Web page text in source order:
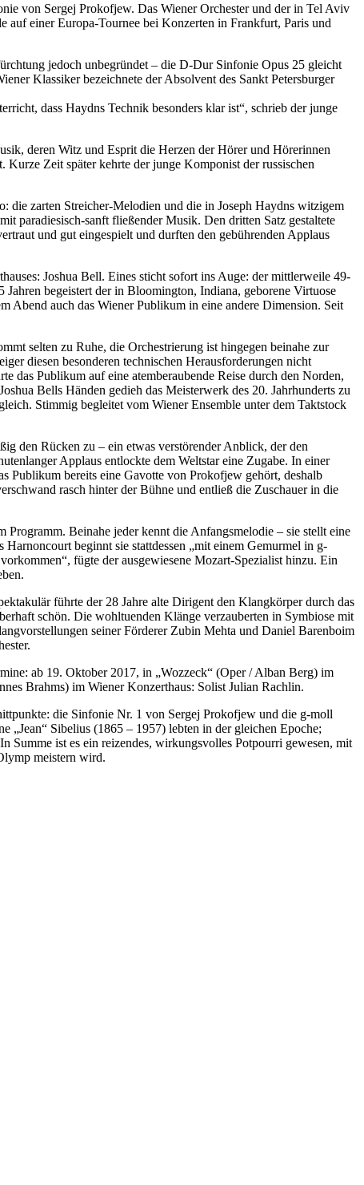
von Sergej Prokofjew. Das Wiener Orchester und der in Tel Aviv
auf einer Europa-Tournee bei Konzerten in Frankfurt, Paris und
jedoch unbegründet – die D-Dur Sinfonie Opus 25 gleicht
Klassiker bezeichnete der Absolvent des Sankt Petersburger
dass Haydns Technik besonders klar ist“, schrieb der junge
deren Witz und Esprit die Herzen der Hörer und Hörerinnen
Zeit später kehrte der junge Komponist der russischen
die zarten Streicher-Melodien und die in Joseph Haydns witzigem
paradiesisch-sanft fließender Musik. Den dritten Satz gestaltete
und gut eingespielt und durften den gebührenden Applaus
Joshua Bell. Eines sticht sofort ins Auge: der mittlerweile 49-
begeistert der in Bloomington, Indiana, geborene Virtuose
Abend auch das Wiener Publikum in eine andere Dimension. Seit
selten zu Ruhe, die Orchestrierung ist hingegen beinahe zur
diesen besonderen technischen Herausforderungen nicht
das Publikum auf eine atemberaubende Reise durch den Norden,
Bells Händen gedieh das Meisterwerk des 20. Jahrhunderts zu
Stimmig begleitet vom Wiener Ensemble unter dem Taktstock
den Rücken zu – ein etwas verstörender Anblick, der den
Applaus entlockte dem Weltstar eine Zugabe. In einer
Publikum bereits eine Gavotte von Prokofjew gehört, deshalb
rasch hinter der Bühne und entließ die Zuschauer in die
Beinahe jeder kennt die Anfangsmelodie – sie stellt eine
beginnt sie stattdessen „mit einem Gemurmel in g-
fügte der ausgewiesene Mozart-Spezialist hinzu. Ein
führte der 28 Jahre alte Dirigent den Klangkörper durch das
schön. Die wohltuenden Klänge verzauberten in Symbiose mit
seiner Förderer Zubin Mehta und Daniel Barenboim
ab 19. Oktober 2017, in „Wozzeck“ (Oper / Alban Berg) im
Brahms) im Wiener Konzerthaus: Solist Julian Rachlin.
die Sinfonie Nr. 1 von Sergej Prokofjew und die g-moll
Sibelius (1865 – 1957) lebten in der gleichen Epoche;
Summe ist es ein reizendes, wirkungsvolles Potpourri gewesen, mit
meistern wird.